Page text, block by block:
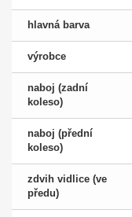
hlavná barva
výrobce
naboj (zadní
koleso)
naboj (přední
koleso)
zdvih vidlice (ve
předu)